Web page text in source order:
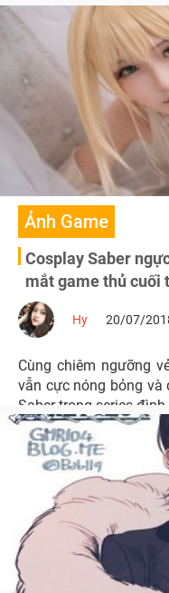
Ảnh Game
Cosplay Saber
mắt game thủ cuối
Hy 20/07/
Cùng chiêm ngưỡng
vẫn cực nóng bỏng và
Saber trong series